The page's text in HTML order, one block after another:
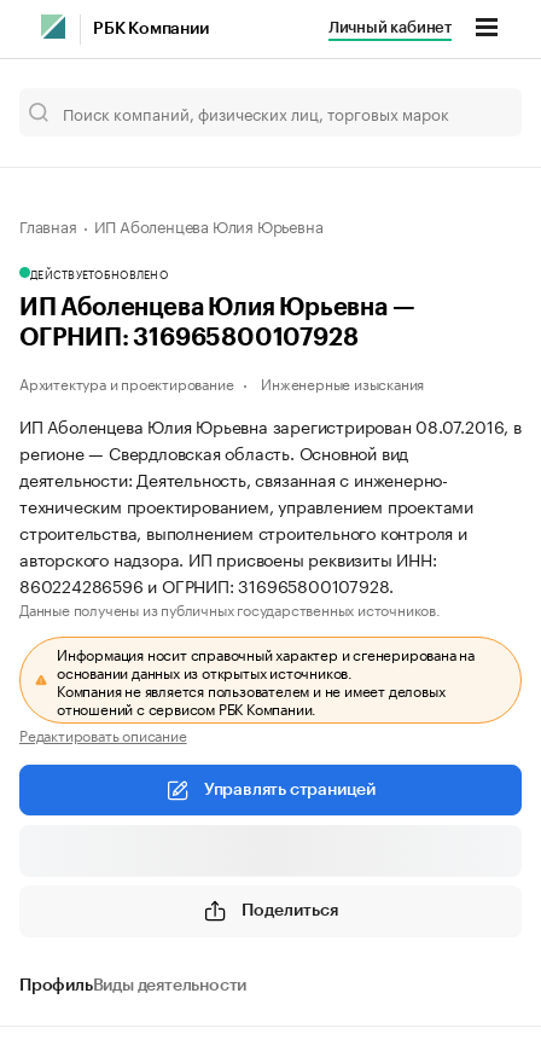
РБК Компании Личный кабинет
Главная ИП Аболенцева Юлия Юрьевна
ДЕЙСТВУЕТОБНОВЛЕНО
ИП Аболенцева Юлия Юрьевна —
ОГРНИП: 316965800107928
Архитектура и проектирование Инженерные изыскания
ИП Аболенцева Юлия Юрьевна зарегистрирован 08.07.2016, в
регионе — Свердловская область. Основной вид
деятельности: Деятельность, связанная с инженерно-
техническим проектированием, управлением проектами
строительства, выполнением строительного контроля и
авторского надзора. ИП присвоены реквизиты ИНН:
860224286596 и ОГРНИП: 316965800107928.
Данные получены из публичных государственных источников.
Информация носит справочный характер и сгенерирована на
основании данных из открытых источников.
Компания не является пользователем и не имеет деловых
отношений с сервисом РБК Компании.
Редактировать описание
Управлять страницей
Поделиться
ПрофильВиды деятельности